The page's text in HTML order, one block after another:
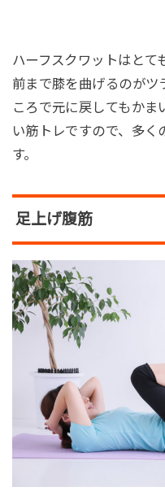
ハーフスクワットはとて
前まで膝を曲げるのがツ
ころで元に戻してもか
い筋トレですので、多く
す。
足上げ腹筋